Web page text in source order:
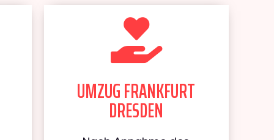
UMZUG FRANKFURT
DRESDEN